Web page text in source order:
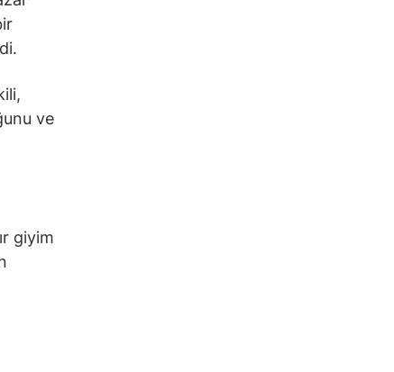
ve
giyim